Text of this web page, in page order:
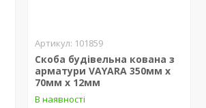
101859
Скоба будівельна кована з
арматури VAYARA 350мм х
70мм х 12мм
В наявності